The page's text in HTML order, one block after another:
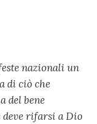
nazionali un
di ciò che
del bene
rifarsi a Dio